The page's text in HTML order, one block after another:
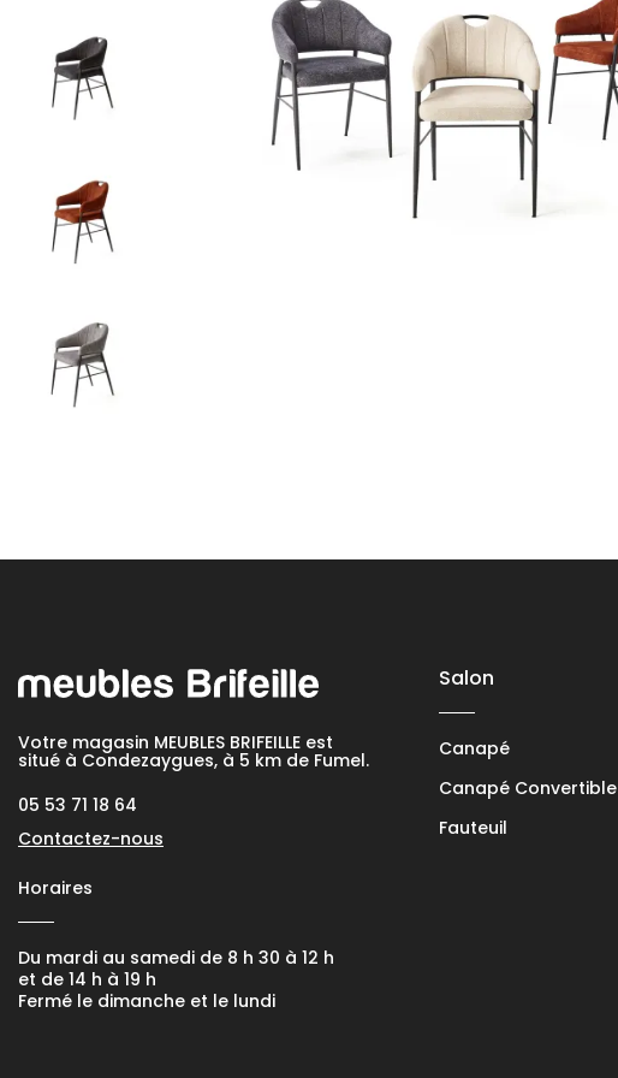
Votre magasin MEUBLES BRIFEILLE est
situé à Condezaygues, à 5 km de Fumel.
05 53 71 18 64
Contactez-nous
Horaires
Du mardi au samedi de 8 h 30 à 12 h
et de 14 h à 19 h
Fermé le dimanche et le lundi
Salon
Canapé
Canapé Convertible
Fauteuil